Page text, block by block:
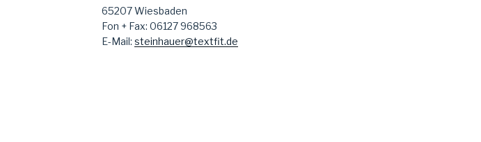
65207 Wiesbaden
Fon + Fax: 06127 968563
E-Mail: steinhauer@textfit.de